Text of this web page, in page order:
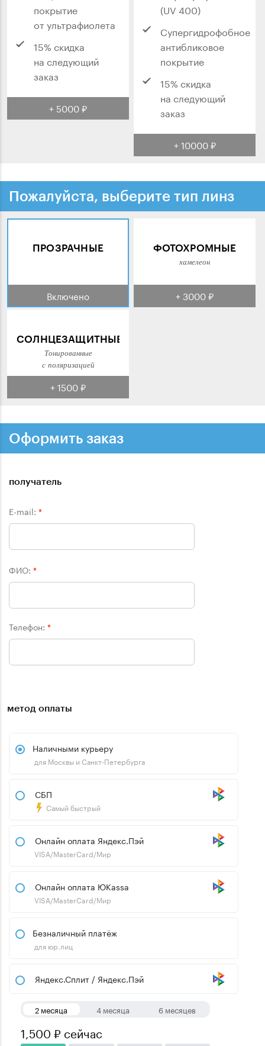
покрытие
от ультрафиолета
15% скидка
на следующий
заказ
+ 5000 ₽
(UV 400)
Супергидрофобное
антибликовое
покрытие
15% скидка
на следующий
заказ
+ 10000 ₽
Пожалуйста, выберите тип линз
ПРОЗРАЧНЫЕ
Включено
ФОТОХРОМНЫЕ
хамелеон
+ 3000 ₽
СОЛНЦЕЗАЩИТНЫЕ
Тонированные
с поляризацией
+ 1500 ₽
Оформить заказ
получатель
E-mail: *
ФИО: *
Телефон: *
метод оплаты
Наличными курьеру
для Москвы и Санкт-Петербурга
СБП
Самый быстрый
Онлайн оплата Яндекс.Пэй
VISA/MasterCard/Мир
Онлайн оплата ЮKassa
VISA/MasterCard/Мир
Безналичный платёж
для юр.лиц
Яндекс.Сплит / Яндекс.Пэй
2 месяца 4 месяца 6 месяцев
1,500 ₽ сейчас